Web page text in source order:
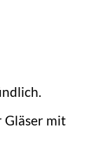
Gläser mit